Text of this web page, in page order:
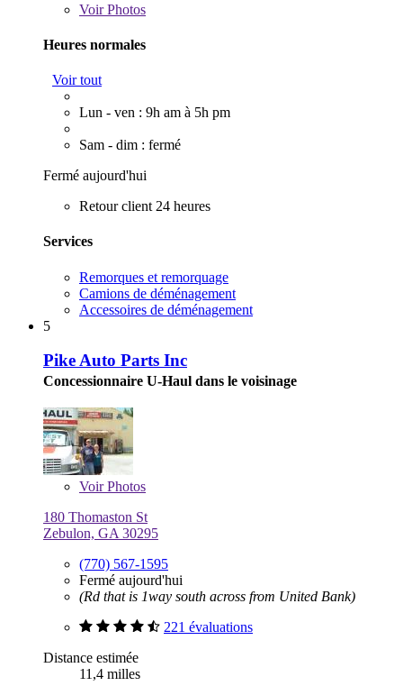
VoirPhotos
Heures normales
Voir tout
Lun - ven : 9h am à 5h pm
Sam - dim : fermé
Fermé aujourd'hui
Retour client 24 heures
Services
Remorques et remorquage
Camions de déménagement
Accessoires de déménagement
5
Pike Auto Parts Inc
Concessionnaire U-Haul dans le voisinage
VoirPhotos
180 Thomaston St
Zebulon, GA 30295
(770) 567-1595
Fermé aujourd'hui
(Rd that is 1way south across from United Bank)
221 évaluations
Distance estimée
11,4 milles